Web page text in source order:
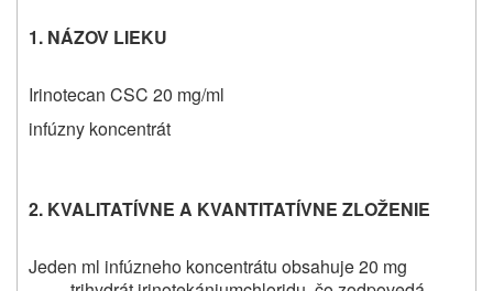
1. NÁZOV LIEKU
Irinotecan CSC 20 mg/ml
infúzny koncentrát
2. KVALITATÍVNE A KVANTITATÍVNE ZLOŽENIE
Jeden ml infúzneho koncentrátu obsahuje 20 mg